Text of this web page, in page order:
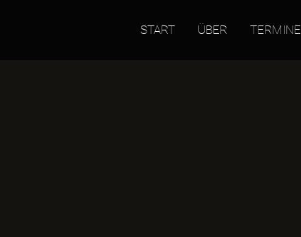
START ÜBER TERMINE